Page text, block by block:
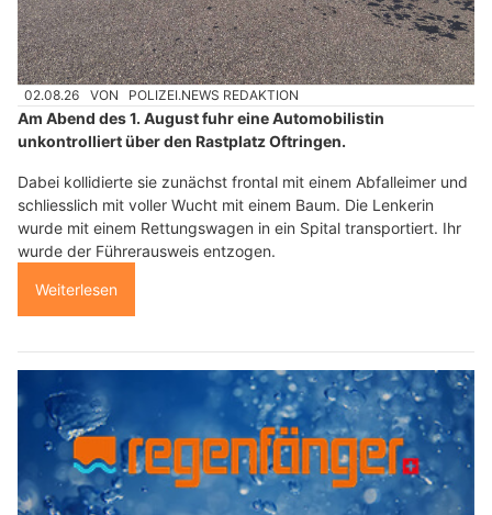
02.08.26 VON POLIZEI.NEWS REDAKTION
Am Abend des 1. August fuhr eine Automobilistin
unkontrolliert über den Rastplatz Oftringen.
Dabei kollidierte sie zunächst frontal mit einem Abfalleimer und
schliesslich mit voller Wucht mit einem Baum. Die Lenkerin
wurde mit einem Rettungswagen in ein Spital transportiert. Ihr
wurde der Führerausweis entzogen.
Weiterlesen